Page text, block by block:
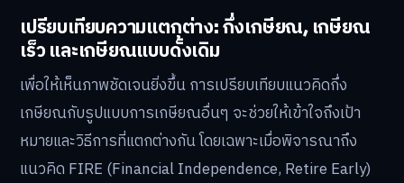
เปรียบเทียบความแตกต่าง: กึ่งเกษียณ, เกษียณ
เร็ว และเกษียณแบบดั้งเดิม
เพื่อให้เห็นภาพชัดเจนยิ่งขึ้น การเปรียบเทียบแนวคิดกึ่ง
เกษียณกับรูปแบบการเกษียณอื่นๆ จะช่วยให้เข้าใจถึงเป้า
หมายและวิธีการที่แตกต่างกัน โดยเฉพาะเมื่อพิจารณาถึง
แนวคิด FIRE (Financial Independence, Retire Early)